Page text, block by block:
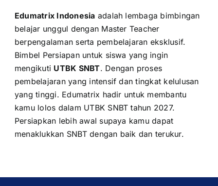
Edumatrix Indonesia adalah lembaga bimbingan
belajar unggul dengan Master Teacher
berpengalaman serta pembelajaran eksklusif.
Bimbel Persiapan untuk siswa yang ingin
mengikuti UTBK SNBT. Dengan proses
pembelajaran yang intensif dan tingkat kelulusan
yang tinggi. Edumatrix hadir untuk membantu
kamu lolos dalam UTBK SNBT tahun 2027.
Persiapkan lebih awal supaya kamu dapat
menaklukkan SNBT dengan baik dan terukur.